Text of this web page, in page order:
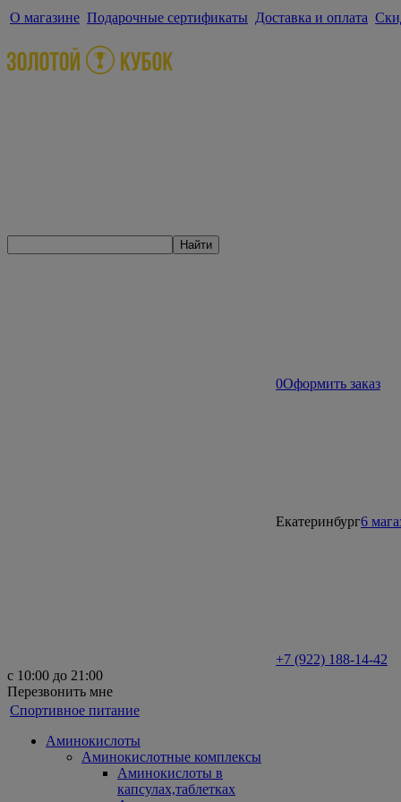
О магазине Подарочные сертификаты Доставка и оплата
Найти
0Оформить заказ
Екатеринбург6
+7 (922) 188-14-42
с 10:00 до 21:00
Перезвонить мне
Спортивное питание
Аминокислоты
Аминокислотные комплексы
Аминокислоты в
капсулах,таблетках